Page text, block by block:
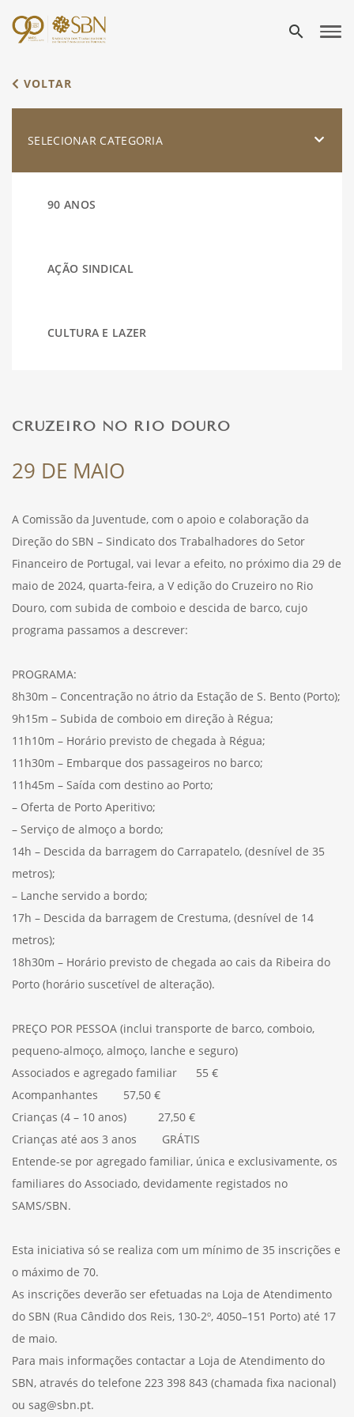
search
VOLTAR
SELECIONAR CATEGORIA
90 ANOS
AÇÃO SINDICAL
CULTURA E LAZER
FÉRIAS
SAÚDE
CRUZEIRO NO RIO DOURO
29 DE MAIO
A Comissão da Juventude, com o apoio e colaboração da
Direção do SBN – Sindicato dos Trabalhadores do Setor
Financeiro de Portugal, vai levar a efeito, no próximo dia 29 de
maio de 2024, quarta-feira, a V edição do Cruzeiro no Rio
Douro, com subida de comboio e descida de barco, cujo
programa passamos a descrever:
PROGRAMA:
8h30m – Concentração no átrio da Estação de S. Bento (Porto);
9h15m – Subida de comboio em direção à Régua;
11h10m – Horário previsto de chegada à Régua;
11h30m – Embarque dos passageiros no barco;
11h45m – Saída com destino ao Porto;
– Oferta de Porto Aperitivo;
– Serviço de almoço a bordo;
14h – Descida da barragem do Carrapatelo, (desnível de 35
metros);
– Lanche servido a bordo;
17h – Descida da barragem de Crestuma, (desnível de 14
metros);
18h30m – Horário previsto de chegada ao cais da Ribeira do
Porto (horário suscetível de alteração).
PREÇO POR PESSOA (inclui transporte de barco, comboio,
pequeno-almoço, almoço, lanche e seguro)
Associados e agregado familiar 55 €
Acompanhantes 57,50 €
Crianças (4 – 10 anos) 27,50 €
Crianças até aos 3 anos GRÁTIS
Entende-se por agregado familiar, única e exclusivamente, os
familiares do Associado, devidamente registados no
SAMS/SBN.
Esta iniciativa só se realiza com um mínimo de 35 inscrições e
o máximo de 70.
As inscrições deverão ser efetuadas na Loja de Atendimento
do SBN (Rua Cândido dos Reis, 130-2º, 4050–151 Porto) até 17
de maio.
Para mais informações contactar a Loja de Atendimento do
SBN, através do telefone 223 398 843 (chamada fixa nacional)
ou sag@sbn.pt.